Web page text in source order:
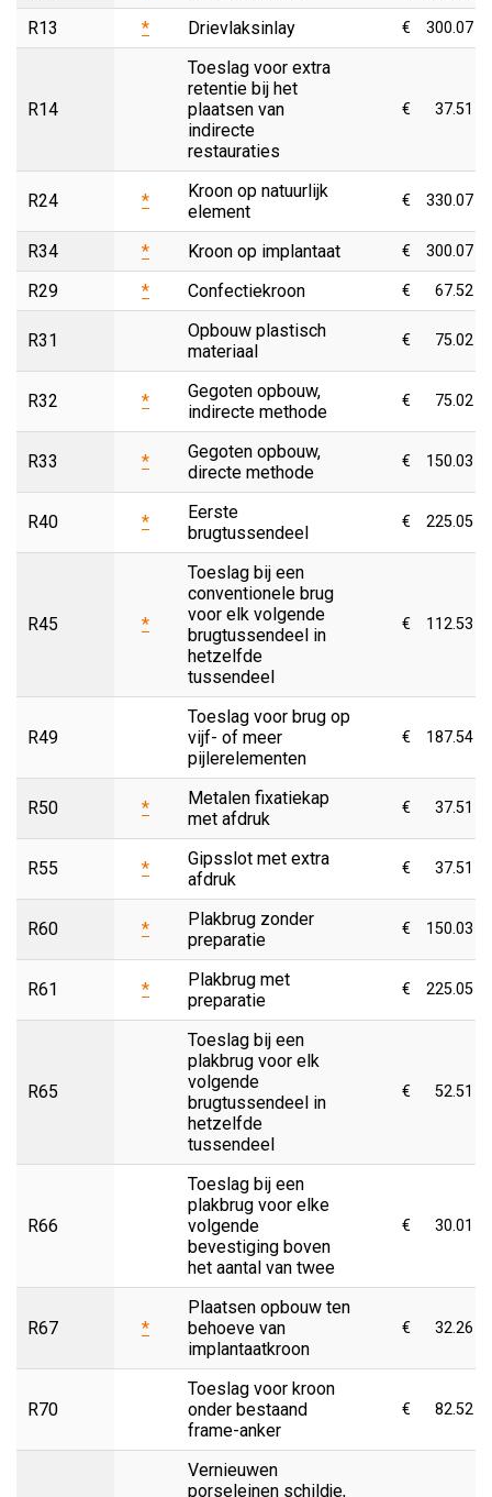
R13 * Drievlaksinlay € 300.07
R14
Toeslag voor extra
retentie bij het
plaatsen van
indirecte
restauraties
€ 37.51
R24 *
Kroon op natuurlijk
element
€ 330.07
R34 * Kroon op implantaat € 300.07
R29 * Confectiekroon € 67.52
R31
Opbouw plastisch
materiaal
€ 75.02
R32 *
Gegoten opbouw,
indirecte methode
€ 75.02
R33 *
Gegoten opbouw,
directe methode
€ 150.03
R40 *
Eerste
brugtussendeel
€ 225.05
R45 *
Toeslag bij een
conventionele brug
voor elk volgende
brugtussendeel in
hetzelfde
tussendeel
€ 112.53
R49
Toeslag voor brug op
vijf- of meer
pijlerelementen
€ 187.54
R50 *
Metalen fixatiekap
met afdruk
€ 37.51
R55 *
Gipsslot met extra
afdruk
€ 37.51
R60 *
Plakbrug zonder
preparatie
€ 150.03
R61 *
Plakbrug met
preparatie
€ 225.05
R65
Toeslag bij een
plakbrug voor elk
volgende
brugtussendeel in
hetzelfde
tussendeel
€ 52.51
R66
Toeslag bij een
plakbrug voor elke
volgende
bevestiging boven
het aantal van twee
€ 30.01
R67 *
Plaatsen opbouw ten
behoeve van
implantaatkroon
€ 32.26
R70
Toeslag voor kroon
onder bestaand
frame-anker
€ 82.52
Vernieuwen
porseleinen schildje,